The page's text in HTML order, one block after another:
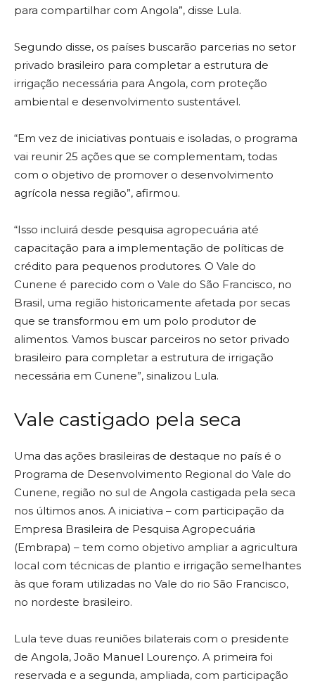
para compartilhar com Angola”, disse Lula.
Segundo disse, os países buscarão parcerias no setor
privado brasileiro para completar a estrutura de
irrigação necessária para Angola, com proteção
ambiental e desenvolvimento sustentável.
“Em vez de iniciativas pontuais e isoladas, o programa
vai reunir 25 ações que se complementam, todas
com o objetivo de promover o desenvolvimento
agrícola nessa região”, afirmou.
“Isso incluirá desde pesquisa agropecuária até
capacitação para a implementação de políticas de
crédito para pequenos produtores. O Vale do
Cunene é parecido com o Vale do São Francisco, no
Brasil, uma região historicamente afetada por secas
que se transformou em um polo produtor de
alimentos. Vamos buscar parceiros no setor privado
brasileiro para completar a estrutura de irrigação
necessária em Cunene”, sinalizou Lula.
Vale castigado pela seca
Uma das ações brasileiras de destaque no país é o
Programa de Desenvolvimento Regional do Vale do
Cunene, região no sul de Angola castigada pela seca
nos últimos anos. A iniciativa – com participação da
Empresa Brasileira de Pesquisa Agropecuária
(Embrapa) – tem como objetivo ampliar a agricultura
local com técnicas de plantio e irrigação semelhantes
às que foram utilizadas no Vale do rio São Francisco,
no nordeste brasileiro.
Lula teve duas reuniões bilaterais com o presidente
de Angola, João Manuel Lourenço. A primeira foi
reservada e a segunda, ampliada, com participação